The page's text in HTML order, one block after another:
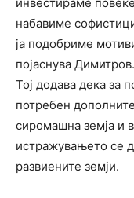
набавиме
ја подобриме
појаснува Димитров.
Тој додава дека за
потребен
сиромашна земја и
истражувањето се
развиените земји.